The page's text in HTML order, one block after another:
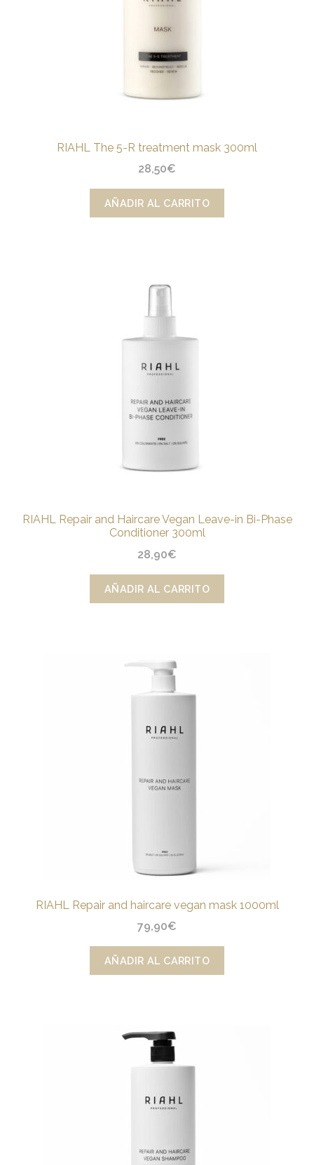
RIAHL The 5-R treatment mask 300ml
28,50€
AÑADIR AL CARRITO
RIAHL Repair and Haircare Vegan Leave-in Bi-Phase
Conditioner 300ml
28,90€
AÑADIR AL CARRITO
RIAHL Repair and haircare vegan mask 1000ml
79,90€
AÑADIR AL CARRITO